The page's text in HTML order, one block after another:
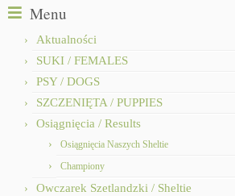
Menu
Aktualności
SUKI / FEMALES
PSY / DOGS
SZCZENIĘTA / PUPPIES
Osiągnięcia / Results
Osiągnięcia Naszych Sheltie
Championy
Owczarek Szetlandzki / Sheltie